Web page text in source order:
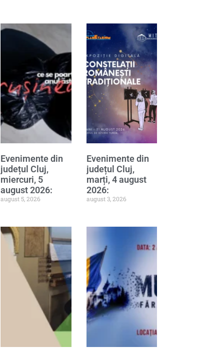
Evenimente din
județul Cluj,
miercuri, 5
august 2026:
august 5, 2026
Evenimente din
județul Cluj,
marți, 4 august
2026:
august 3, 2026